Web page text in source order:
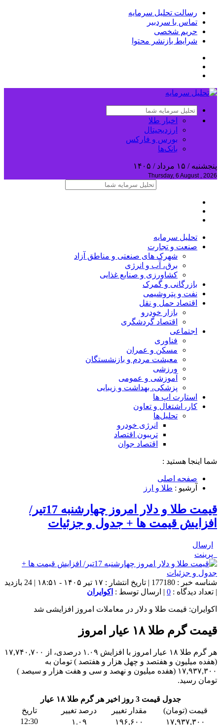
رسالت تحلیل سرمایه
تماس با سردبیر
حریم شخصی
شرایط بازنشر محتوا
اخبار طلا
ارزدیجیتال
بورس و فارکس
بانک‌ها
پنجشنبه / ۱۵ مرداد / ۱۴۰۵
Thursday, 6 August , 2026
تحلیل‌ سرمایه
صنعت و تجارت
شهرک های صنعتی و مناطق آزاد
برق، آب و انرژی
کشاورزی و صنایع غذایی
بازرگانی و گمرک
نفت و پتروشیمی
اقتصاد حمل و نقل
بازار خودرو
اقتصاد گردشگری
اجتماعی
فناوری
مسکن و عمران
معیشت مردم و بازنشستگان
ورزشی
آموزشی و عمومی
پزشکی، بهداشت و زیبایی
استارت اپ ها
کار، اشتغال و تعاون
تحلیل‌ها
انرژی خودرو
تریبون اقتصاد
اقتصاد جوان
شما اینجا هستید :
صفحه اصلی
آرشیو : طلا و ارز
قیمت طلا و دلار امروز چهارشنبه 17تیر/
افزایش قیمت ها + جدول و جزئیات
ارسال
پرینت
شناسه خبر : 177180 | تاریخ انتشار : ۱۷ تیر ۱۴۰۵ - ۱۸:۵۱ | 24 بازدید
| تعداد دیدگاه : 0 | ارسال توسط : اکوایران
اکوایران: قیمت طلا و دلار در معاملات امروز افزایشی شد
قیمت گرم طلا ۱۸ عیار امروز
هر گرم طلا ۱۸ عیار امروز با افزایش ۱.۰۹ درصدی، از ۱۷,۷۴۰,۷۰۰
(هفده میلیون و هفتصد و چهل هزار و هفتصد ) تومان به
۱۷,۹۳۷,۳۰۰ (هفده میلیون و نهصد و سی و هفت هزار و سیصد )
تومان رسید.
جدول قیمت 3 روز اخیر هر گرم طلا ۱۸ عیار
قیمت (تومان)
مقدار تغییر درصد تغییر
تاریخ
۱۷,۹۳۷,۳۰۰
۱۹۶,۶۰۰ ۱.۰۹
12:30